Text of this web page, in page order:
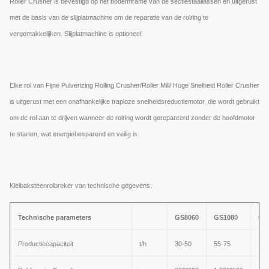
met de basis van de slijplatmachine om de reparatie van de rolring te
vergemakkelijken. Slijplatmachine is optioneel.
Elke rol van Fijne Pulverizing Rolling Crusher/Roller Mill/ Hoge Snelheid Roller Crusher
is uitgerust met een onafhankelijke traploze snelheidsreductiemotor, die wordt gebruikt
om de rol aan te drijven wanneer de rolring wordt gerepareerd zonder de hoofdmotor
te starten, wat energiebesparend en veilig is.
Kleibaksteenrolbreker van technische gegevens:
Technische parameters GS8060 GS1080
Productiecapaciteit t/h 30-50 55-75 70-